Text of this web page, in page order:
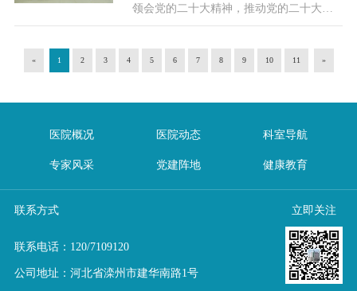
领会党的二十大精神，推动党的二十大精
神深入人心，3月30日下午，滦州市人民医
« 1 2 3 4 5 6 7 8 9 10 11 »
医院概况 医院动态 科室导航
专家风采 党建阵地 健康教育
联系方式
联系电话： 120/7109120
公司地址：河北省滦州市建华南路1号
立即关注